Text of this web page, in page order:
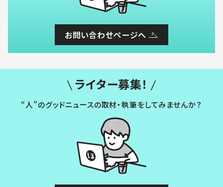
お問い合わせページへ
ライター募集！
“人”のグッドニュースの取材・執筆をしてみませんか？